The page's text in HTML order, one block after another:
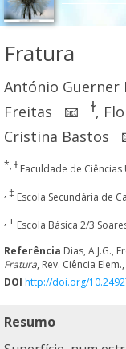
Fratura
António Guerner
Freitas
📧 ɫ,
Cristina Bastos
*, ɫ Faculdade de
, ‡ Escola Secundária de
, + Escola Básica 2/3
Referência Dias, A.J.G.,
Fratura, Rev. Ciência
DOI http://doi.org/
Resumo